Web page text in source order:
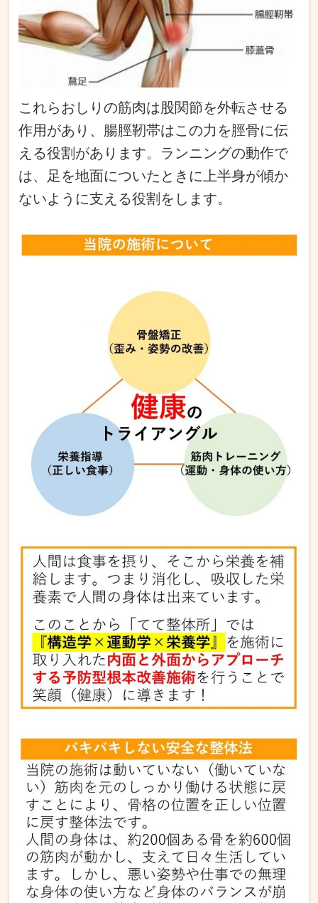
これらおしりの筋肉は股関節を外転させる
作用があり、腸脛靭帯はこの力を脛骨に伝
える役割があります。ランニングの動作で
は、足を地面についたときに上半身が傾か
ないように支える役割をします。